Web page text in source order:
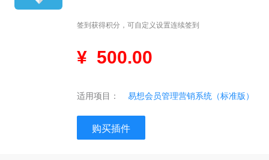
签到获得积分，可自定义设置连续签到
¥ 500.00
适用项目： 易想会员管理营销系统（标准版）
购买插件